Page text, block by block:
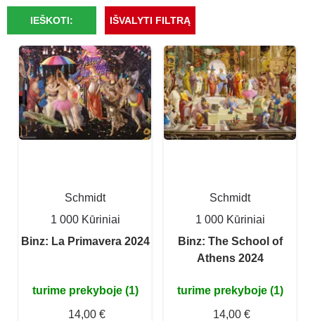
Schmidt
1 000 Kūriniai
Binz: La Primavera 2024
turime prekyboje (1)
14,00 €
Schmidt
1 000 Kūriniai
Binz: The School of
Athens 2024
turime prekyboje (1)
14,00 €